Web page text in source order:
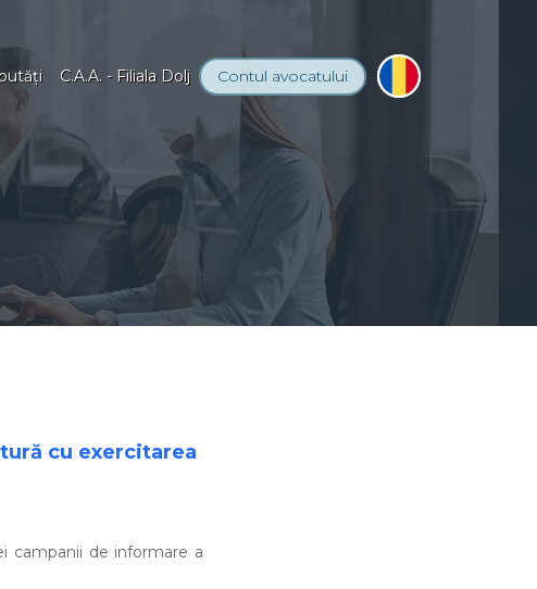
C.A.A. - Filiala Dolj Contul avocatului
cu exercitarea
campanii de informare a